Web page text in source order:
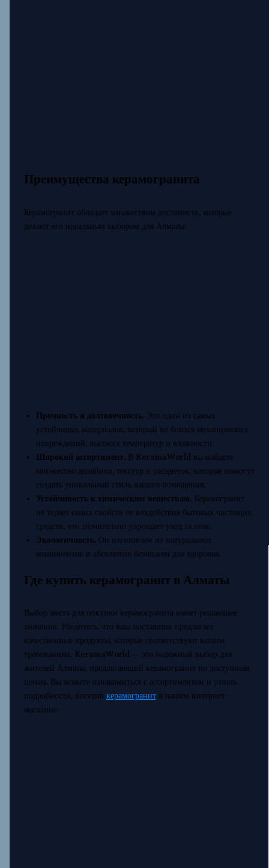
Преимущества керамогранита
Керамогранит обладает множеством достоинств, которые
делают его идеальным выбором для Алматы:
Прочность и долговечность.Это один из самых
устойчивых материалов, который не боится механических
повреждений, высоких температур и влажности.
Широкий ассортимент.В KeramaWorld вы найдете
множество дизайнов, текстур и расцветок, которые помогут
создать уникальный стиль вашего помещения.
Устойчивость к химическим веществам.Керамогранит
не теряет своих свойств от воздействия бытовых чистящих
средств, что значительно упрощает уход за ним.
Экологичность.Он изготовлен из натуральных
компонентов и абсолютно безопасен для здоровья.
Где купить керамогранит в Алматы
Выбор места для покупки керамогранита имеет решающее
значение. Убедитесь, что ваш поставщик предлагает
качественные продукты, которые соответствуют вашим
требованиям. KeramaWorld — это надежный выбор для
жителей Алматы, предлагающий керамогранит по доступным
ценам. Вы можете ознакомиться с ассортиментом и узнать
подробности, посетив керамогранитв нашем интернет-
магазине.